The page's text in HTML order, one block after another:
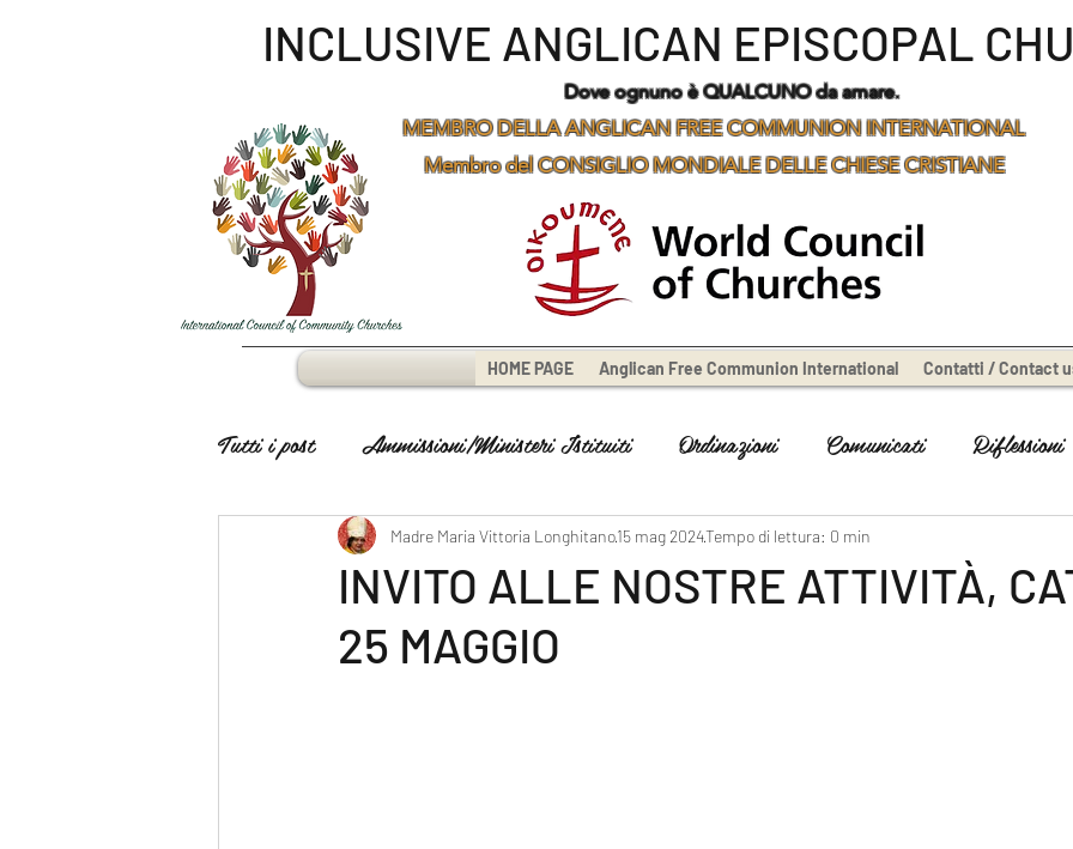
INCLUSIVE ANGLICAN EPISCOPAL
Dove ognuno è QUALCUNO da amare.
MEMBRO DELLA ANGLICAN FREE COMMUNION INTERNATIONAL
Membro del CONSIGLIO MONDIALE DELLE CHIESE CRISTIANE
HOME PAGE Anglican Free Communion International Contatti / Contact
Tutti i post Ammissioni/Ministeri Istituiti Ordinazioni Comunicati Riflessioni
INVITO ALLE NOSTRE ATTIVITÀ,
25 MAGGIO
Madre Maria Vittoria Longhitano15 mag 2024Tempo di lettura: 0 min